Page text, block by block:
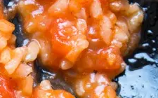
DANIA GŁÓWNE
LUNCHE
NORMALNE JEDZENIE ?